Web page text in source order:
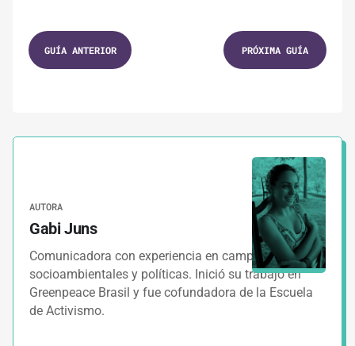
1. GUÍAS
Principios para una campaña digital en el
Investigación para tu campaña digital en
3. GUÍAS 2 MINUTOS
Organización para la campaña digital
4. GUÍAS 3 MINUTOS
GUÍA ANTERIOR PRÓXIMA GUÍA
AUTORA
Gabi Juns
Comunicadora con experiencia en campañas
socioambientales y políticas. Inició su trabajo en
Greenpeace Brasil y fue cofundadora de la Escuela
de Activismo.